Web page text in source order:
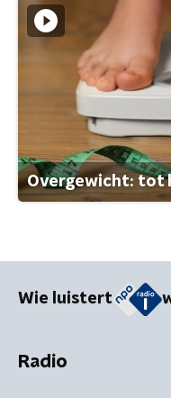
Overgewicht: tot
Wie luistert
Radio